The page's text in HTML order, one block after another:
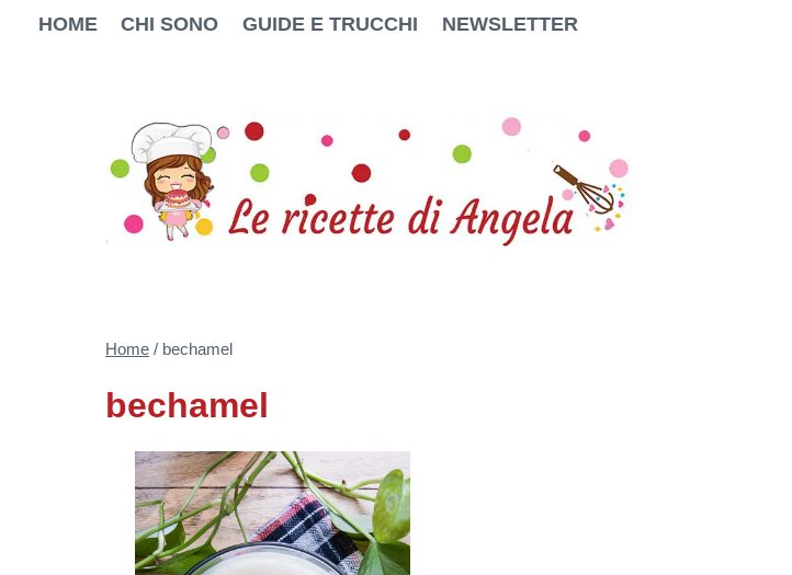
SaltaHOME CHI SONO GUIDE E TRUCCHI NEWSLETTER
Home / bechamel
bechamel